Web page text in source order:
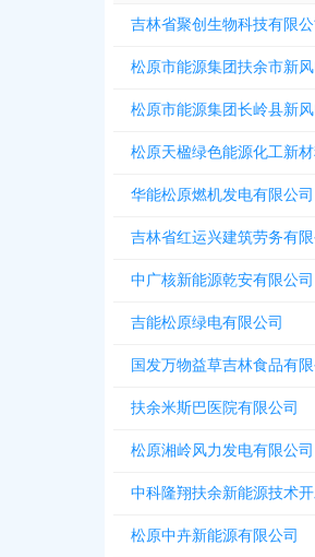
吉林省聚创生物科技有限公
松原市能源集团扶余市新
松原市能源集团长岭县新
松原天楹绿色能源化工新材
华能松原燃机发电有限公司
吉林省红运兴建筑劳务有限
中广核新能源乾安有限公司
吉能松原绿电有限公司
国发万物益草吉林食品有限
扶余米斯巴医院有限公司
松原湘岭风力发电有限公司
中科隆翔扶余新能源技术开
松原中卉新能源有限公司